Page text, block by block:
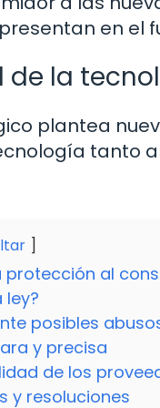
en el
de la
plantea
tanto
protección al
ley?
posibles
y precisa
de los
y resoluciones